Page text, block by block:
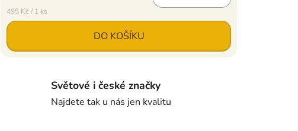
Měrná cena:
495 Kč / 1 ks
DO KOŠÍKU
Světové i české značky
Najdete tak u nás jen kvalitu